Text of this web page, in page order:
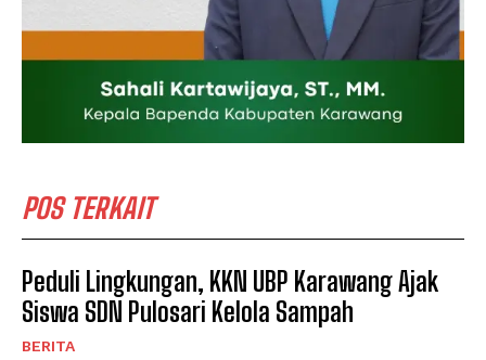
POS TERKAIT
Peduli Lingkungan, KKN UBP Karawang Ajak
Siswa SDN Pulosari Kelola Sampah
BERITA